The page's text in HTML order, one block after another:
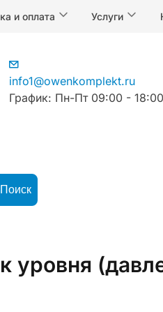
и оплата Услуги
info1@owenkomplekt.ru
График: Пн-Пт 09:00 - 18:00
уровня